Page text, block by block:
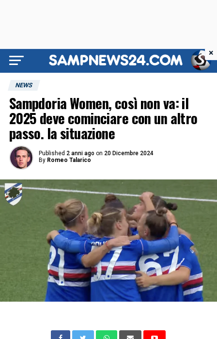
NEWS
Sampdoria Women, così non va: il
2025 deve cominciare con un altro
passo. la situazione
Published 2 anni ago on 20 Dicembre 2024
By Romeo Talarico
×